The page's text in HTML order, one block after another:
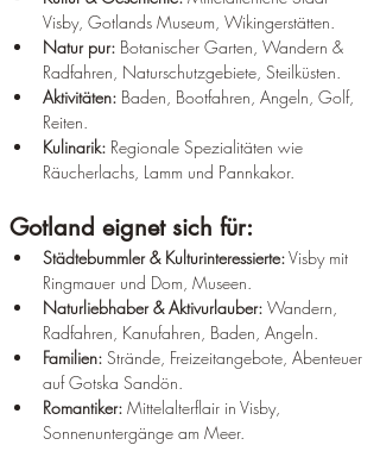
Visby, Gotlands Museum, Wikingerstätten.
Natur pur: Botanischer Garten, Wandern &
Radfahren, Naturschutzgebiete, Steilküsten.
Aktivitäten: Baden, Bootfahren, Angeln, Golf,
Reiten.
Kulinarik: Regionale Spezialitäten wie
Räucherlachs, Lamm und Pannkakor.
Gotland eignet sich für:
Städtebummler & Kulturinteressierte: Visby mit
Ringmauer und Dom, Museen.
Naturliebhaber & Aktivurlauber: Wandern,
Radfahren, Kanufahren, Baden, Angeln.
Familien: Strände, Freizeitangebote, Abenteuer
auf Gotska Sandön.
Romantiker: Mittelalterflair in Visby,
Sonnenuntergänge am Meer.